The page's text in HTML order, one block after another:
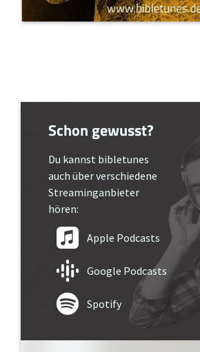
Schon gewusst?
Du kannst bibletunes
auch über verschiedene
Streaminganbieter
hören:
Apple Podcasts
Google Podcasts
Spotify